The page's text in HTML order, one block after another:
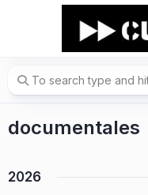
documentales
2026